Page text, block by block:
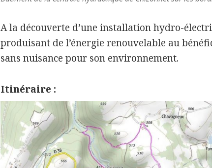
A la découverte d’une installation hydro-
produisant de l’énergie renouvelable au
sans nuisance pour son environnement.
Itinéraire :